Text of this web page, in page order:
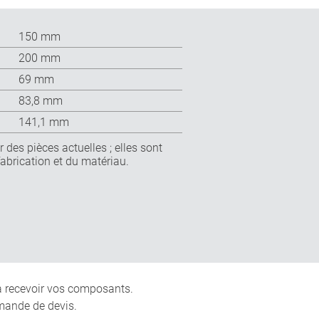
150 mm
200 mm
69 mm
83,8 mm
141,1 mm
des pièces actuelles ; elles sont
et du matériau.
recevoir vos composants.
de devis.